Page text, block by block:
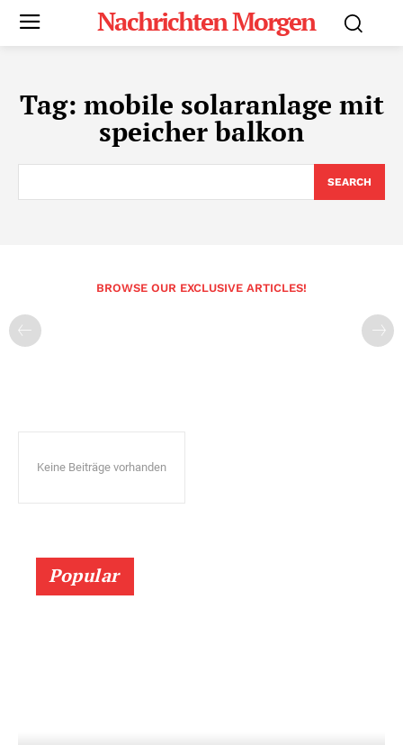
Nachrichten Morgen
Tag: mobile solaranlage mit
speicher balkon
SEARCH
BROWSE OUR EXCLUSIVE ARTICLES!
Keine Beiträge vorhanden
Popular